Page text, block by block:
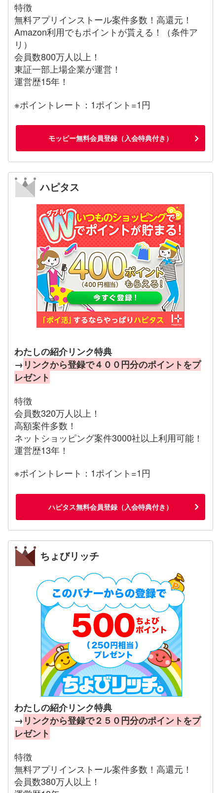
特徴
無料アプリインストール案件多数！高還元！
Amazon利用でもポイントが貰える！（条件ア
リ）
会員数800万人以上！
東証一部上場企業が運営！
運営歴15年！
※ポイントレート：1ポイント=1円
モッピー無料会員登録（入会特典付き）
ハピタス
わたしの紹介リンク特典
→ リンクから登録で４００円分のポイントをプ
レゼント
特徴
会員数320万人以上！
高額案件多数！
ネットショッピング案件3000社以上利用可能！
運営歴13年！
※ポイントレート：1ポイント=1円
ハピタス無料会員登録（入会特典付き）
ちょびリッチ
わたしの紹介リンク特典
→ リンクから登録で２５０円分のポイントをプ
レゼント
特徴
無料アプリインストール案件多数！高還元！
会員数380万人以上！